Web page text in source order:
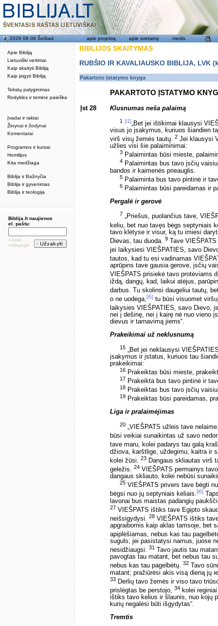
Apie Bibliją
Lietuviški vertimai
Kaip skaityti Bibliją
Kaip įsigyti Bibliją
Tekstų palyginimas
Rodyklės ir teminė paieška
Įvadai ir raktai
Žinynai ir žodynai
Komentarai
Programos ir kursai
Homilijos
Kita medžiaga
Biblija ir Bažnyčia
Biblija ir gyvenimas
Biblija ir teologija
2026 08 08 Šeštad. apie projektą apie svetainę medis
Biblija.lt naujienos
el. paštu:
»Apie...
»Atsakyti
BIBLIJOS SKAITYMAS
RUBŠIO IR KAVALIAUSKO BIBLIJA,
Pakartoto Įstatymo knyga
PAKARTOTO ĮSTATYMO
Įst 28 Klusnumas neša palaimą
1 [i1]„Bet jei ištikimai klausysi
visus jo įsakymus, kuriuos šiandien
virš visų žemės tautų. 2 Jei klausysi
užlies visi šie palaiminimai:
3 Palaimintas būsi mieste,
4 Palaimintas bus tavo įsčių
bandos ir kaimenės prieauglis.
5 Palaiminta bus tavo pintinė ir
6 Palaimintas būsi pareidamas ir
Pergalė ir gerovė
7 „Priešus, puolančius tave,
keliu, bet nuo tavęs bėgs septyniais
tavo klėtyse ir visur, ką tu imiesi
Dievas, tau duoda. 9 Tave
jei laikysiesi VIEŠPATIES, savo
tautos, kad tu esi vadinamas
aprūpins tave gausia gerove, įsčių
VIEŠPATS prisiekė tavo protėviams
iždą, dangų, kad, laikui atėjus,
darbus. Tu skolinsi daugeliui tautų,
o ne uodega,[i5] tu būsi visuomet
laikysies VIEŠPATIES, savo Dievo,
nei į dešinę, nei į kairę nė nuo vieno
dievus ir tarnavimą jiems“.
Prakeikimai už neklusnumą
15 „Bet jei neklausysi
įsakymus ir įstatus, kuriuos tau
prakeikimai:
16 Prakeiktas būsi mieste,
17 Prakeikta bus tavo pintinė ir
18 Prakeiktas bus tavo įsčių
19 Prakeiktas būsi pareidamas,
Liga ir pralaimėjimas
20 „VIEŠPATS užleis tave
būsi veikiai sunaikintas už savo
tave maru, kolei padarys tau galą
džiova, karštlige, uždegimu, kaitra ir
kolei žūsi. 23 Dangaus skliautas virš
geležis. 24 VIEŠPATS permainys
dangaus skliauto, kolei nebūsi
25 VIEŠPATS privers tave bėgti
bėgsi nuo jų septyniais keliais.[i6]
lavonai bus maistas padangių
27 VIEŠPATS ištiks tave Egipto
neišsigydysi. 28 VIEŠPATS ištiks
apgraibomis kaip aklas tamsoje, bet
apiplėšiamas, nebus kas tau
suguls; jei pasistatysi namus, juose
nesidžiaugsi. 31
Tavo jautis tau
pavogtas tau matant, bet nebus tau
nebus kas tau pagelbėtų. 32 Tavo
matant; pražiūrėsi akis visą dieną jų
33 Derlių tavo žemės ir viso tavo
prislėgtas be perstojo, 34 kolei
ištiks tavo kelius ir šlaunis, nuo kojų
kurių negalėsi būti išgydytas“.
Tremtis